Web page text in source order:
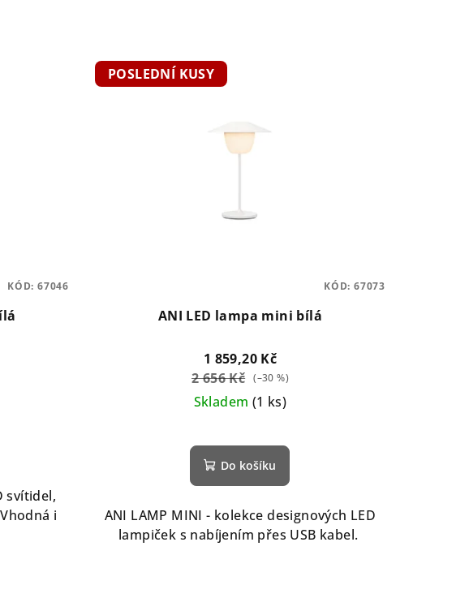
svítidel,
i
KÓD: 67046
POSLEDNÍ KUSY
ANI LED lampa mini bílá
1 859,20 Kč
2 656 Kč (–30 %)
Skladem (1 ks)
Do košíku
ANI LAMP MINI - kolekce designových LED
lampiček s nabíjením přes USB kabel.
KÓD: 67073